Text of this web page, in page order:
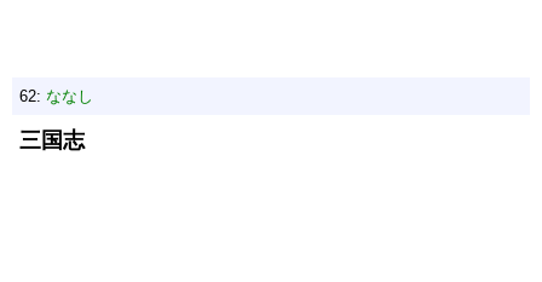
62: ななし
三国志